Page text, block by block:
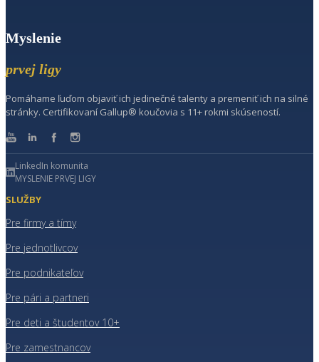
Myslenie
prvej ligy
Pomáhame ľuďom objaviť ich jedinečné talenty a premeniť ich na silné
stránky. Certifikovaní Gallup® koučovia s 11+ rokmi skúseností.
LinkedIn komunita
MYSLENIE PRVEJ LIGY
SLUŽBY
Pre firmy a tímy
Pre jednotlivcov
Pre podnikateľov
Pre pári a partneri
Pre deti a študentov 10+
Pre zamestnancov